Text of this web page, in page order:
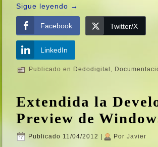
Sigue leyendo →
Facebook Twitter/X
LinkedIn
Publicado en Dedodigital
Extendida la
Preview de
Publicado 11/04/2012 | Por Javier